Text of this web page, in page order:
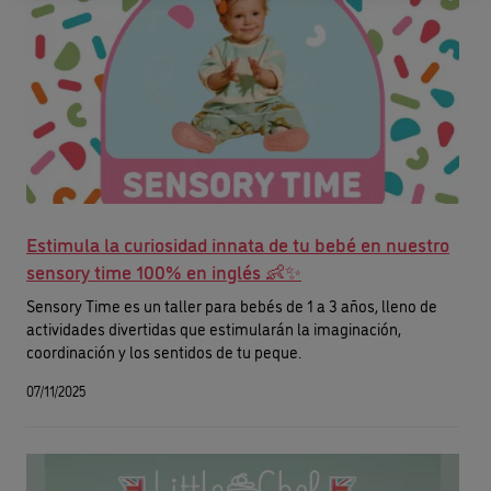
Estimula la curiosidad innata de tu bebé en nuestro
sensory time 100% en inglés 👶✨
Sensory Time es un taller para bebés de 1 a 3 años, lleno de
actividades divertidas que estimularán la imaginación,
coordinación y los sentidos de tu peque.
07/11/2025